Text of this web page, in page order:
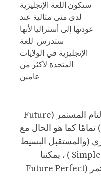
ستكون اللغة الإنجليزية
لدى منى مثالية عند
عودتها إلى أستراليا لأنها
ستدرس اللغة
الإنجليزية في الولايات
المتحدة لأكثر من
عامين
نحن نستخدم زمن المستقبل التام المستمر (Future
Perfect Continuous Tense) تمامًا كما هو الحال مع
(والمستقبل البسيط
التام Simple Future Perfect Tense ) ، يمكننا
استخدام المستقبل التام المستمر (Future Perfect